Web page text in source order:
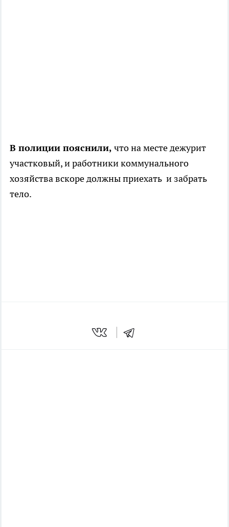
В полиции пояснили, что на месте дежурит
участковый, и работники коммунального
хозяйства вскоре должны приехать и забрать
тело.